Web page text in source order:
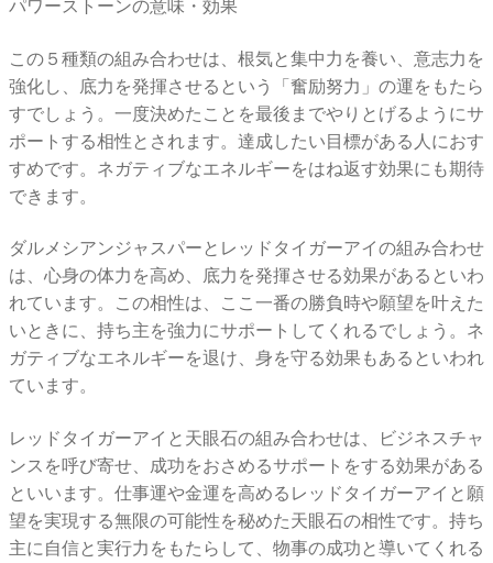
パワーストーンの意味・効果
この５種類の組み合わせは、根気と集中力を養い、意志力を
強化し、底力を発揮させるという「奮励努力」の運をもたら
すでしょう。一度決めたことを最後までやりとげるようにサ
ポートする相性とされます。達成したい目標がある人におす
すめです。ネガティブなエネルギーをはね返す効果にも期待
できます。
ダルメシアンジャスパーとレッドタイガーアイの組み合わせ
は、心身の体力を高め、底力を発揮させる効果があるといわ
れています。この相性は、ここ一番の勝負時や願望を叶えた
いときに、持ち主を強力にサポートしてくれるでしょう。ネ
ガティブなエネルギーを退け、身を守る効果もあるといわれ
ています。
レッドタイガーアイと天眼石の組み合わせは、ビジネスチャ
ンスを呼び寄せ、成功をおさめるサポートをする効果がある
といいます。仕事運や金運を高めるレッドタイガーアイと願
望を実現する無限の可能性を秘めた天眼石の相性です。持ち
主に自信と実行力をもたらして、物事の成功と導いてくれる